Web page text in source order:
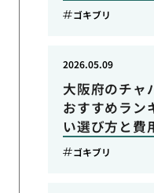
ゴキブリ
大阪府のチャ
おすすめラン
い選び方と費
2026.05.09
ゴキブリ